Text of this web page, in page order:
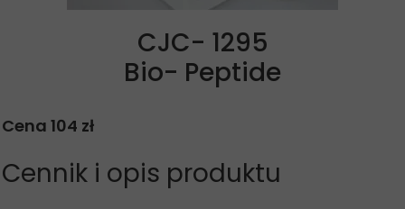
CJC- 1295
Bio- Peptide
Cena 104 zł
Cennik i opis produktu